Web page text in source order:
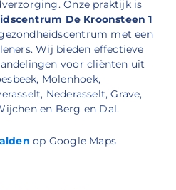
Onze praktijk is
De Kroonsteen 1
met een
Wij bieden effectieve
voor cliënten uit
Molenhoek,
Nederasselt, Grave,
en Berg en Dal.
op Google Maps